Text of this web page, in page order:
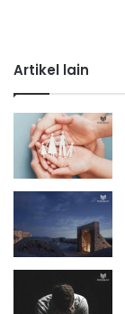
Artikel lain